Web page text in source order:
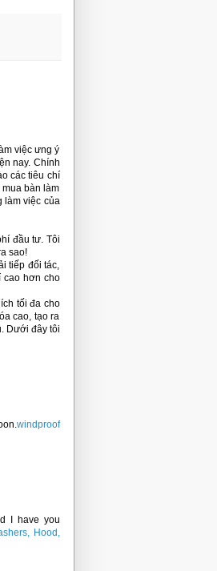
việc ưng ý
nay. Chính
các tiêu chí
bàn làm
làm việc của
đầu tư. Tôi
sao!
tiếp đối tác,
cao hơn cho
tối đa cho
cao, tạo ra
Dưới đây tôi
windproof
I have you
Hood,